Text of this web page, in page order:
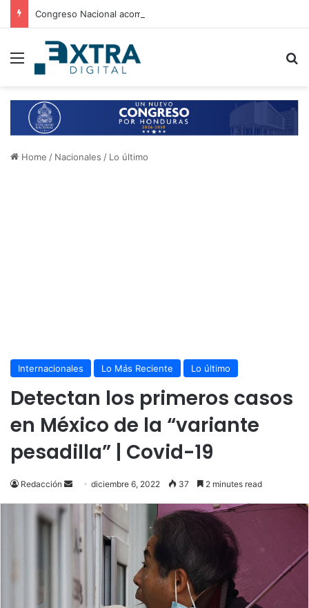
Menu
Home / Nacionales / Lo último
Internacionales Lo Más Reciente Lo último
Detectan los primeros casos
en México de la “variante
pesadilla” | Covid-19
Redacción
Senddiciembre 6, 2022 37 2 minutes read